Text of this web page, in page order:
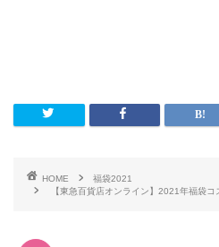
HOME
福袋2021
【東急百貨店オンライン】2021年福袋